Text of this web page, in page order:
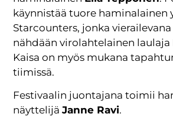
käynnistää tuore haminalainen
Starcounters, jonka
nähdään virolahtelainen laulaja
Kaisa on myös mukana
tiimissä.
Festivaalin juontajana toimii
näyttelijäJanne Ravi.